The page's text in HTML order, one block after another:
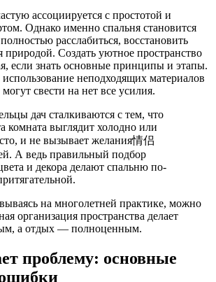
ассоциируется с простотой и
Однако именно спальня становится
расслабиться, восстановить
природой. Создать уютное пространство
если знать основные принципы и этапы.
неподходящих материалов
свести на нет все усилия.
дач сталкиваются с тем, что
комната выглядит холодно или
и не вызывает желания情侣
А ведь правильный подбор
и декора делают спальню по-
на многолетней практике, можно
организация пространства делает
а отдых — полноценным.
проблему: основные